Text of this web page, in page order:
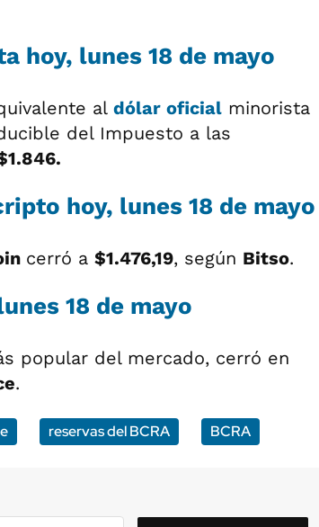
hoy, lunes 18 de mayo
al dólar oficial minorista
del Impuesto a las
hoy, lunes 18 de mayo
cerró a $1.476,19, según Bitso.
18 de mayo
popular del mercado, cerró en
.
reservas del BCRA BCRA